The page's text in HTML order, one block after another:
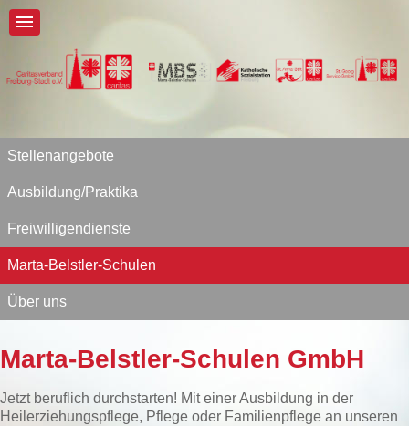
Stellenangebote
Ausbildung/Praktika
Freiwilligendienste
Marta-Belstler-Schulen
Über uns
Marta-Belstler-Schulen GmbH
Jetzt beruflich durchstarten! Mit einer Ausbildung in der
Heilerziehungspflege, Pflege oder Familienpflege an unseren